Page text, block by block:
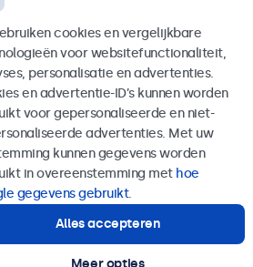
AV &
49, 2018 Antwerpen, Belgïe
cookies en vergelijkbare
voor websitefunctionaliteit,
personalisatie en advertenties.
en advertentie-ID’s kunnen worden
voor gepersonaliseerde en niet-
advertenties. Met uw
kunnen gegevens worden
in overeenstemming met hoe
gegevens gebruikt.
Alles accepteren
Meer opties